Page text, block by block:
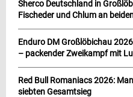
Sherco Deutschland in
Fischeder und Chlum an
Enduro DM Großlöbichau
– packender Zweikampf mit
Red Bull Romaniacs 2026:
siebten Gesamtsieg